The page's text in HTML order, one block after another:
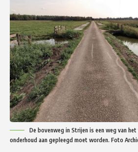
De bovenweg in Strijen is een weg van
onderhoud aan gepleegd moet worden. Foto